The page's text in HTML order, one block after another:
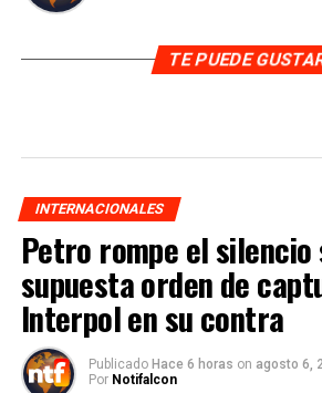
TE PUEDE
INTERNACIONALES
Petro rompe el silencio
supuesta orden de
Interpol en su contra
Publicado Hace 6 horas on agosto 6,
Por Notifalcon